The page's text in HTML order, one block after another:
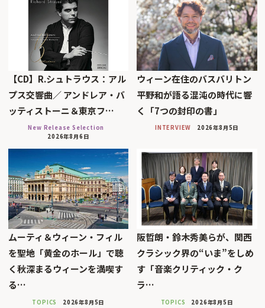
【CD】R.シュトラウス：アル
プス交響曲／ アンドレア・バ
ッティストーニ＆東京フ…
New Release Selection
2026年8月6日
ウィーン在住のバスバリトン
平野和が語る混沌の時代に響
く「7つの封印の書」
INTERVIEW 2026年8月5日
ムーティ＆ウィーン・フィル
を聖地「黄金のホール」で聴
く秋深まるウィーンを満喫す
る…
TOPICS 2026年8月5日
阪哲朗・鈴木秀美らが、関西
クラシック界の“いま”をしめ
す「音楽クリティック・ク
ラ…
TOPICS 2026年8月5日